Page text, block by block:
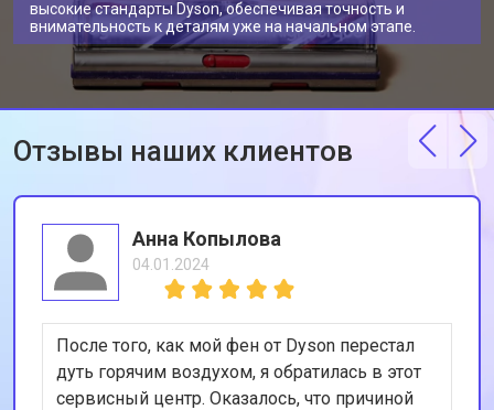
высокие стандарты Dyson, обеспечивая точность и
внимательность к деталям уже на начальном этапе.
Отзывы наших клиентов
Анна Копылова
04.01.2024
После того, как мой фен от Dyson перестал
дуть горячим воздухом, я обратилась в этот
сервисный центр. Оказалось, что причиной